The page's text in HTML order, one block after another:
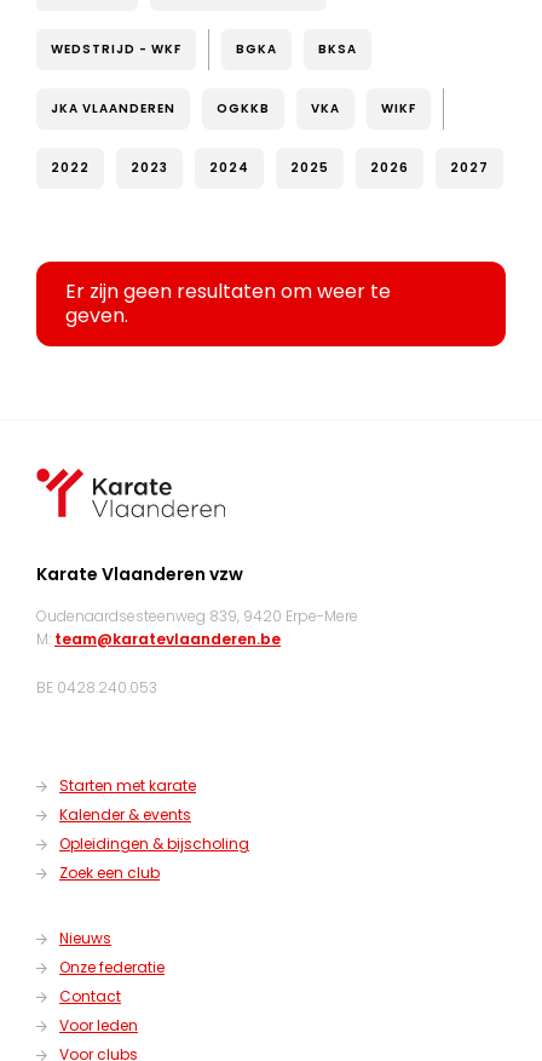
WEDSTRIJD - WKF BGKA BKSA
JKA VLAANDEREN OGKKB VKA WIKF
2022 2023 2024 2025 2026 2027
Er zijn geen resultaten om weer te
geven.
Karate Vlaanderen vzw
Oudenaardsesteenweg 839, 9420 Erpe-Mere
M: team@karatevlaanderen.be
BE 0428.240.053
Starten met karate
Kalender & events
Opleidingen & bijscholing
Zoek een club
Nieuws
Onze federatie
Contact
Voor leden
Voor clubs